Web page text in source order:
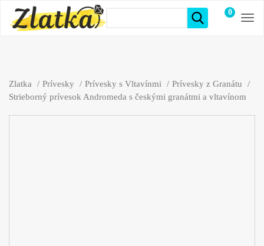
0
položiek
Zlatka Prívesky Prívesky s Vltavínmi
Prívesky z Granátu
Strieborný prívesok Andromeda s českými granátmi a vltavínom